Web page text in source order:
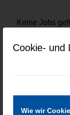
Cookie- und
Wie wir
Keine Jobs